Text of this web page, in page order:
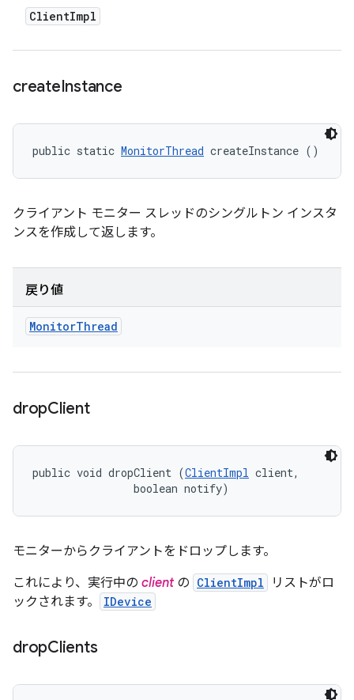
ClientImpl
createInstance
public static MonitorThread createInstance ()
クライアント モニター スレッドのシングルトン インスタ
ンスを作成して返します。
戻り値
MonitorThread
dropClient
public void dropClient (ClientImpl client,
                boolean notify)
モニターからクライアントをドロップします。
これにより、実行中の clientの ClientImpl
リストがロ
ックされます。
IDevice
dropClients